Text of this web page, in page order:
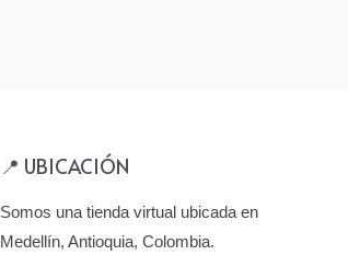
📍 UBICACIÓN
Somos una tienda virtual ubicada en
Medellín, Antioquia, Colombia.